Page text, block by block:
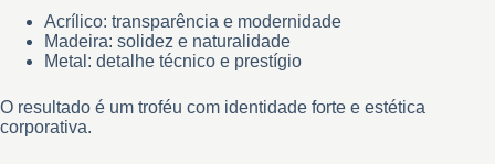
Acrílico: transparência e modernidade
Madeira: solidez e naturalidade
Metal: detalhe técnico e prestígio
O resultado é um troféu com identidade forte e estética
corporativa.